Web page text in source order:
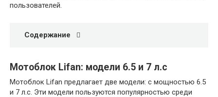
пользователей.
Содержание
Мотоблок Lifan: модели 6.5 и 7 л.с
Мотоблок Lifan предлагает две модели: с мощностью 6.5
и 7 л.с. Эти модели пользуются популярностью среди